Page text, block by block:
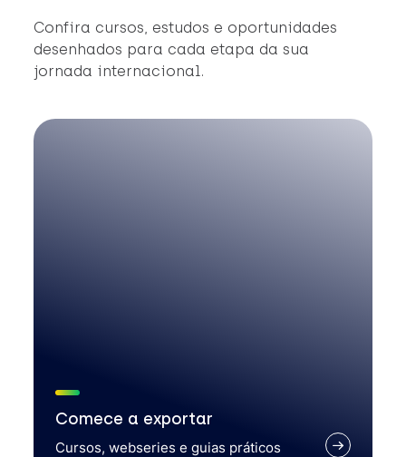
Confira cursos, estudos e oportunidades
desenhados para cada etapa da sua
jornada internacional.
Comece a exportar
Cursos, webseries e guias práticos